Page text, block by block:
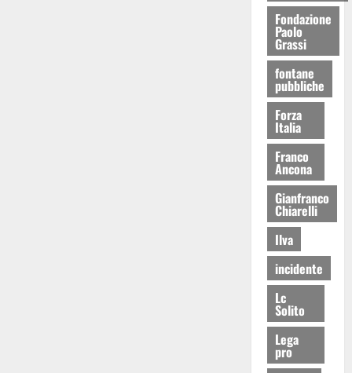
Fondazione
Paolo
Grassi
fontane
pubbliche
Forza
Italia
Franco
Ancona
Gianfranco
Chiarelli
Ilva
incidente
Lc
Solito
Lega
pro